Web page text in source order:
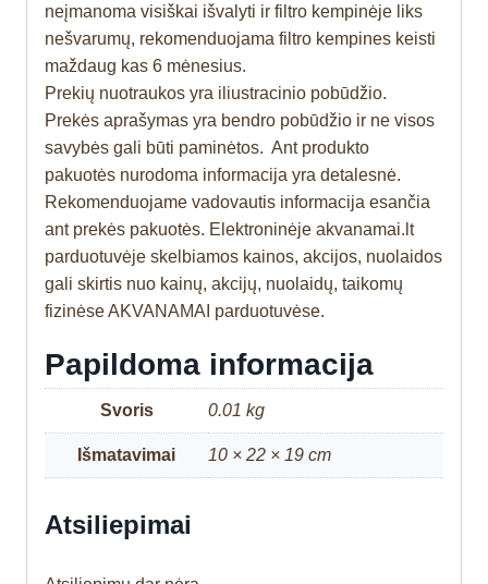
neįmanoma visiškai išvalyti ir filtro kempinėje liks
nešvarumų, rekomenduojama filtro kempines keisti
maždaug kas 6 mėnesius.
Prekių nuotraukos yra iliustracinio pobūdžio.
Prekės aprašymas yra bendro pobūdžio ir ne visos
savybės gali būti paminėtos. Ant produkto
pakuotės nurodoma informacija yra detalesnė.
Rekomenduojame vadovautis informacija esančia
ant prekės pakuotės. Elektroninėje akvanamai.lt
parduotuvėje skelbiamos kainos, akcijos, nuolaidos
gali skirtis nuo kainų, akcijų, nuolaidų, taikomų
fizinėse AKVANAMAI parduotuvėse.
Papildoma informacija
Svoris 0.01 kg
Išmatavimai 10 × 22 × 19 cm
Atsiliepimai